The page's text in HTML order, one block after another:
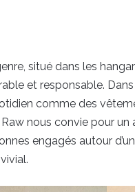
situé dans les
et responsable.
comme des
nous convie pour
engagés autour